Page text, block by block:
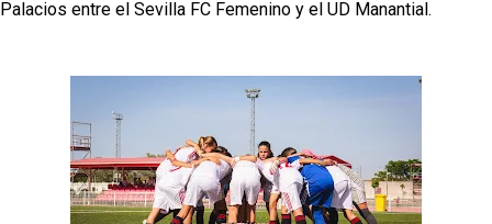
Miguel Sierra: La temporada pasada se vio
reflejado que podemos tirar para delante y
trabajamos con ilusión
Diomande ya es madridista mientras Rodri agita el
mercado
Palacios entre el Sevilla FC Femenino y el UD Manantial.